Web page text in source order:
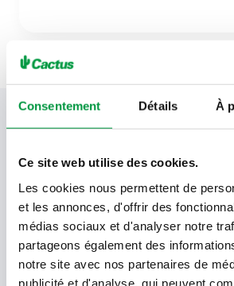
Consentement Détails À
Ce site web utilise des cookies.
Les cookies nous permettent de
et les annonces, d'offrir des
médias sociaux et d'analyser notre
partageons également des
notre site avec nos partenaires de
publicité et d'analyse, qui peuvent
Votre
Offres, recettes, promotions et offres
avant-première ! Recevez-les dans
réception !
Votre
adresse